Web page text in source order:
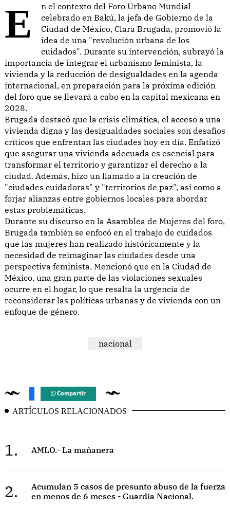
En el contexto del Foro Urbano Mundial
celebrado en Bakú, la jefa de Gobierno de la
Ciudad de México, Clara Brugada, promovió la
idea de una "revolución urbana de los
cuidados". Durante su intervención, subrayó la
importancia de integrar el urbanismo feminista, la
vivienda y la reducción de desigualdades en la agenda
internacional, en preparación para la próxima edición
del foro que se llevará a cabo en la capital mexicana en
2028.
Brugada destacó que la crisis climática, el acceso a una
vivienda digna y las desigualdades sociales son desafíos
críticos que enfrentan las ciudades hoy en día. Enfatizó
que asegurar una vivienda adecuada es esencial para
transformar el territorio y garantizar el derecho a la
ciudad. Además, hizo un llamado a la creación de
"ciudades cuidadoras" y "territorios de paz", así como a
forjar alianzas entre gobiernos locales para abordar
estas problemáticas.
Durante su discurso en la Asamblea de Mujeres del foro,
Brugada también se enfocó en el trabajo de cuidados
que las mujeres han realizado históricamente y la
necesidad de reimaginar las ciudades desde una
perspectiva feminista. Mencionó que en la Ciudad de
México, una gran parte de las violaciones sexuales
ocurre en el hogar, lo que resalta la urgencia de
reconsiderar las políticas urbanas y de vivienda con un
enfoque de género.
nacional
Compartir
ARTÍCULOS RELACIONADOS
1. AMLO.- La mañanera
2.
Acumulan 5 casos de presunto abuso de la fuerza
en menos de 6 meses - Guardia Nacional.